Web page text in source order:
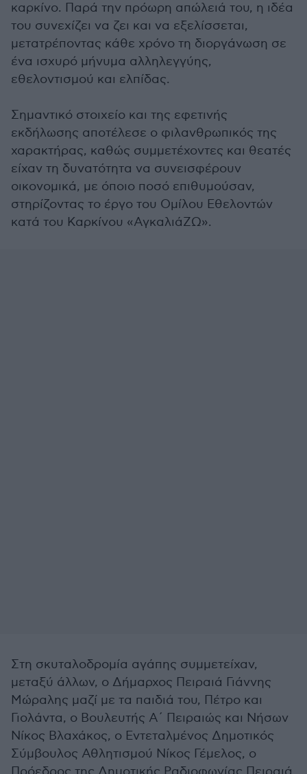
καρκίνο. Παρά την πρόωρη απώλειά του, η ιδέα
του συνεχίζει να ζει και να εξελίσσεται,
μετατρέποντας κάθε χρόνο τη διοργάνωση σε
ένα ισχυρό μήνυμα αλληλεγγύης,
εθελοντισμού και ελπίδας.
Σημαντικό στοιχείο και της εφετινής
εκδήλωσης αποτέλεσε ο φιλανθρωπικός της
χαρακτήρας, καθώς συμμετέχοντες και θεατές
είχαν τη δυνατότητα να συνεισφέρουν
οικονομικά, με όποιο ποσό επιθυμούσαν,
στηρίζοντας το έργο του Ομίλου Εθελοντών
κατά του Καρκίνου «ΑγκαλιάΖΩ».
Στη σκυταλοδρομία αγάπης συμμετείχαν,
μεταξύ άλλων, ο Δήμαρχος Πειραιά Γιάννης
Μώραλης μαζί με τα παιδιά του, Πέτρο και
Γιολάντα, ο Βουλευτής Α΄ Πειραιώς και Νήσων
Νίκος Βλαχάκος, ο Εντεταλμένος Δημοτικός
Σύμβουλος Αθλητισμού Νίκος Γέμελος, ο